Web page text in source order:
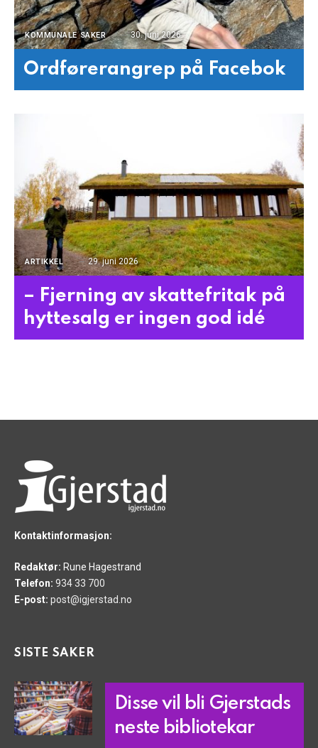
KOMMUNALE SAKER 30. juni 2026
Ordførerangrep på Facebok
ARTIKKEL 29. juni 2026
– Fjerning av skattefritak på
hyttesalg er ingen god idé
Kontaktinformasjon:
Redaktør: Rune Hagestrand
Telefon: 934 33 700
E-post: post@igjerstad.no
SISTE SAKER
Disse vil bli Gjerstads
neste bibliotekar